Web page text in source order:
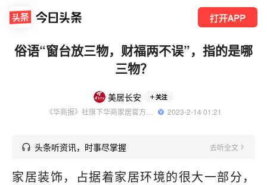
打开APP
俗语“窗台放三物，财福两不误”，指的是哪
三物？
美居长安 关注
  2023-2-14 01:21
头条听资讯，时事尽掌握 去听全文
家居装饰，占据着家居环境的很大一部分，